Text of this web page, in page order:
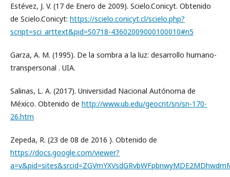
Estévez, J. V. (17 de Enero de 2009). Scielo.Conicyt. Obtenido
de Scielo.Conicyt: https://scielo.conicyt.cl/scielo.php?
script=sci_arttext&pid=S0718-43602009000100010#n5
Garza, A. M. (1995). De la sombra a la luz: desarrollo humano-
transpersonal . UIA.
Salinas, L. A. (2017). Universidad Nacional Autónoma de
México. Obtenido de http://www.ub.edu/geocrit/sn/sn-170-
26.htm
Zepeda, R. (23 de 08 de 2016 ). Obtenido de
https://docs.google.com/viewer?